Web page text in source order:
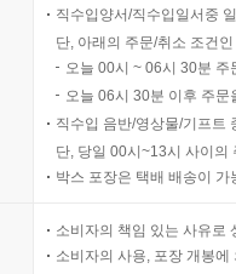
직수입양서/직수입일서중
단, 아래의 주문/취소 조건
오늘 00시 ~ 06시 30분
오늘 06시 30분 이후 주
직수입 음반/영상물/기프트
단, 당일 00시~13시 사이의
박스 포장은 택배 배송이
소비자의 책임 있는 사유로
소비자의 사용, 포장 개봉